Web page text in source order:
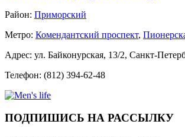
Район: Приморский
Метро: Комендантский проспект,
Адрес: ул. Байконурская, 13/2, Санкт-
Телефон: (812) 394-62-48
ПОДПИШИСЬ НА РАССЫЛКУ